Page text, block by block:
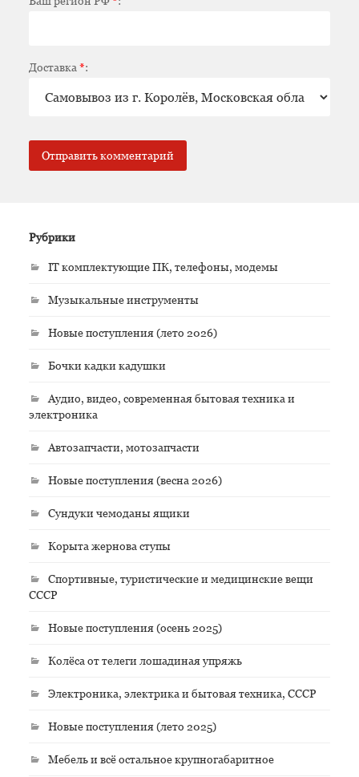
Доставка *:
Рубрики
IT комплектующие ПК, телефоны, модемы
Музыкальные инструменты
Новые поступления (лето 2026)
Бочки кадки кадушки
Аудио, видео, современная бытовая техника и
электроника
Автозапчасти, мотозапчасти
Новые поступления (весна 2026)
Сундуки чемоданы ящики
Корыта жернова ступы
Спортивные, туристические и медицинские вещи
СССР
Новые поступления (осень 2025)
Колёса от телеги лошадиная упряжь
Электроника, электрика и бытовая техника, СССР
Новые поступления (лето 2025)
Мебель и всё остальное крупногабаритное